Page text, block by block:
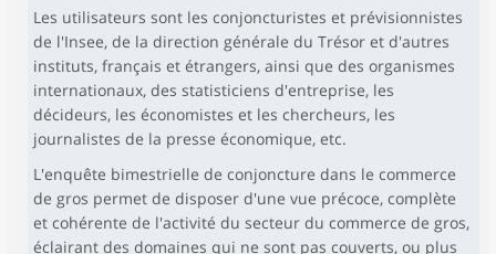
Les utilisateurs sont les conjoncturistes et prévisionnistes
de l'Insee, de la direction générale du Trésor et d'autres
instituts, français et étrangers, ainsi que des organismes
internationaux, des statisticiens d'entreprise, les
décideurs, les économistes et les chercheurs, les
journalistes de la presse économique, etc.
L'enquête bimestrielle de conjoncture dans le commerce
de gros permet de disposer d'une vue précoce, complète
et cohérente de l'activité du secteur du commerce de gros,
éclairant des domaines qui ne sont pas couverts, ou plus